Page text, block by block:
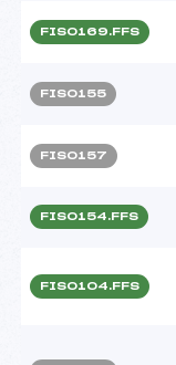
FIS0169.FFS
FIS0155
FIS0157
FIS0154.FFS
FIS0104.FFS